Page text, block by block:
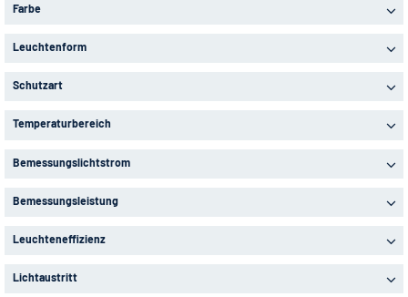
Farbe
Leuchtenform
Schutzart
Temperaturbereich
Bemessungslichtstrom
Bemessungsleistung
Leuchteneffizienz
Lichtaustritt